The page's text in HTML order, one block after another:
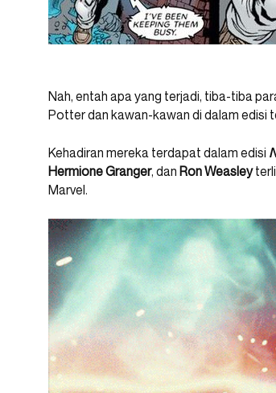
Nah, entah apa yang terjadi, tiba-tiba
Potter dan kawan-kawan di dalam edisi
Kehadiran mereka terdapat dalam edisi
HermioneGranger, dan RonWeasley
Marvel.